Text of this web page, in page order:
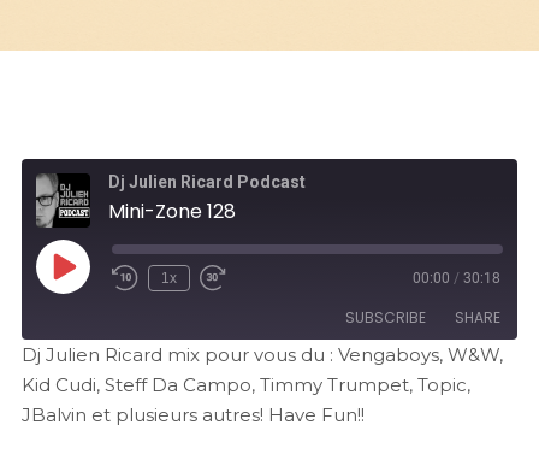
Dj Julien Ricard Podcast
Mini-Zone 128
1x 00:00 / 30:18
SUBSCRIBE SHARE
RSS FEED
SHARE
Dj Julien Ricard mix pour vous du : Vengaboys, W&W,
Kid Cudi, Steff Da Campo, Timmy Trumpet, Topic,
JBalvin et plusieurs autres! Have Fun!!